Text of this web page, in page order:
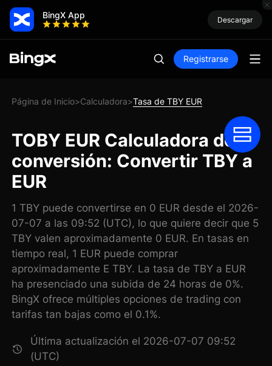
BingX App Descargar
Registrarse
Página de Inicio>Calculadora>Tasa de TBY EUR
TOBY EUR Calculadora de
conversión: Convertir TBY a
EUR
1 TBY puede convertirse en 0 EUR desde el 2026-
07-07 a las 09:52 (UTC), lo que quiere decir que 5
TBY valen aproximadamente 0 EUR. En tasas en
tiempo real, 1 EUR puede comprar
aproximadamente E TBY. La tasa de TBY a EUR
ha presenciado una subida de 24 horas de 0%.
BingX ofrece múltiples opciones de trading con
tarifas tan bajas como el 0.1%.
Última actualización el 2026-07-07 09:52
(UTC)